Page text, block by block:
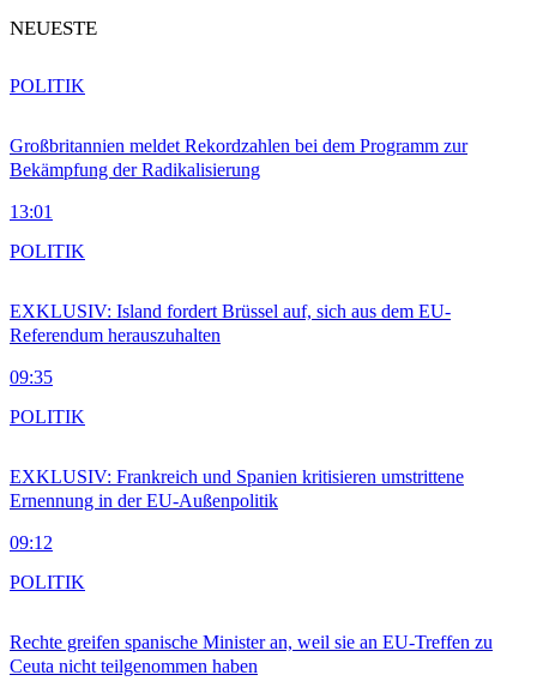
NEUESTE
Großbritannien meldet Rekordzahlen bei dem Programm zur
Bekämpfung der Radikalisierung
13:01
POLITIK
EXKLUSIV: Island fordert Brüssel auf, sich aus dem EU-
Referendum herauszuhalten
09:35
POLITIK
EXKLUSIV: Frankreich und Spanien kritisieren umstrittene
Ernennung in der EU-Außenpolitik
09:12
POLITIK
Rechte greifen spanische Minister an, weil sie an EU-Treffen zu
Ceuta nicht teilgenommen haben
POLITIK